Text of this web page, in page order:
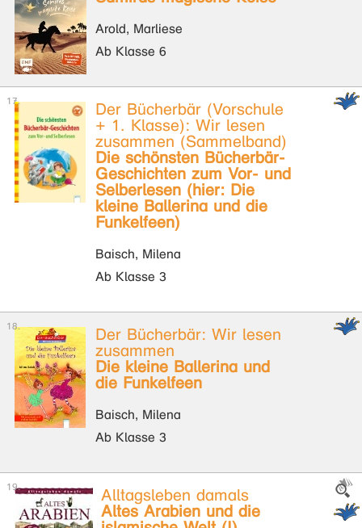
Arold, Marliese
Ab Klasse 6
Der Bücherbär (Vorschule
+ 1. Klasse): Wir lesen
zusammen (Sammelband)
Die schönsten Bücherbär-
Geschichten zum Vor- und
Selberlesen (hier: Die
kleine Ballerina und die
Funkelfeen)
Baisch, Milena
Ab Klasse 3
Der Bücherbär: Wir lesen
zusammen
Die kleine Ballerina und
die Funkelfeen
Baisch, Milena
Ab Klasse 3
Alltagsleben damals
Altes Arabien und die